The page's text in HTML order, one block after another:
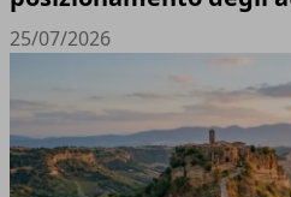
25/07/2026